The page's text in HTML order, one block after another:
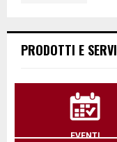
PRODOTTI E
EVENTI